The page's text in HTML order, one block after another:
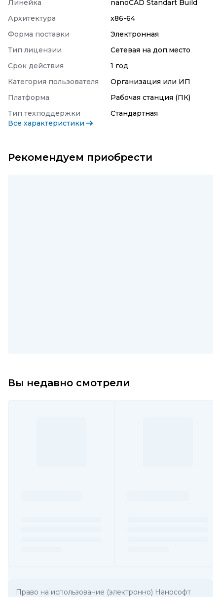
Линейка
nanoCAD Standart Build
Архитектура
x86-64
Форма поставки
Электронная
Тип лицензии
Сетевая на доп.место
Срок действия
1 год
Категория пользователя
Организация или ИП
Платформа
Рабочая станция (ПК)
Тип техподдержки
Стандартная
Все характеристики
Рекомендуем приобрести
Вы недавно смотрели
Право на использование (электронно) Нанософт